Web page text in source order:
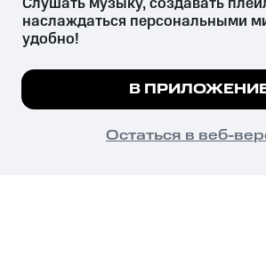
психотропных веществ, их аналогов
их незаконный оборот запрещён и влечёт
законодательством ответственность.
© 2026 ООО «КИОН».
Все права защищены
Мы используем куки, чтобы на
Подробнее
ПОНЯТНО
наслаждаться персональными
удобно!
В
Остаться в веб-